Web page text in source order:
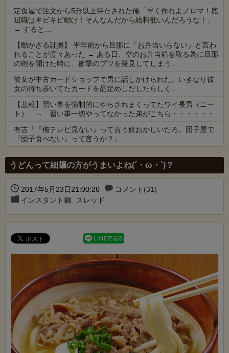
定食屋で注文から5分以上待たされた俺「早く作れよノロマ！底
辺職はキビキビ動け！そんなんだから給料低いんだろうな！」
→ すると…
【動かざる証拠】 半年前から旦那に「お弁当いらない」と言わ
れることが度々あった → ある日、空のお弁当箱を取る為に旦那
の鞄を開けた時に、衝撃のブツを発見してしまう…
彼女が中古カードショップで男に話しかけられた。いきなり彼
女の持ち歩いてたカードを品定めしだしたらしく…
【悲報】習い事を強制的にやらされまくってたワイ長男（ニー
ト） → 習い事一切やってなかった弟がこちら・・・・・・
有吉「『俺テレビ見ない』って言う奴おかしいだろ。団子屋で
『団子食べない』って言うか？」
うどんって細麺の方がうまいよね(´・ω・`)？
2017年5月23日21:00:26
コメント(31)
インスタント麺
スレッド